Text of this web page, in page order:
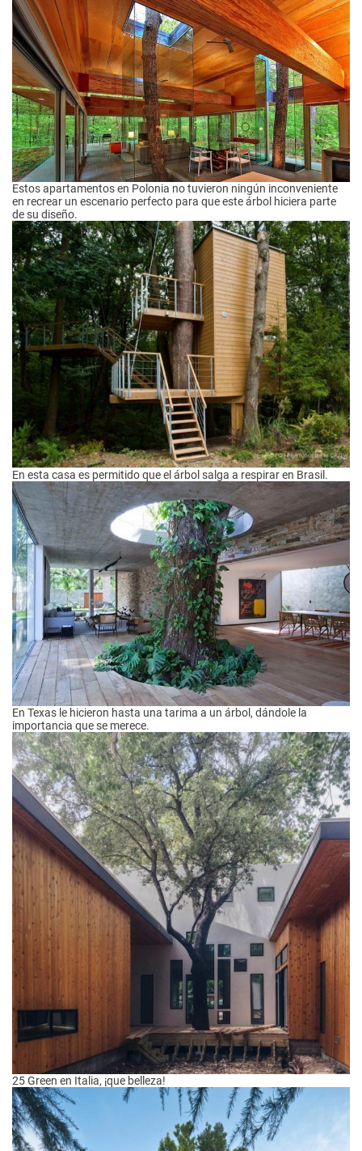
Estos apartamentos en Polonia no tuvieron ningún inconveniente
en recrear un escenario perfecto para que este árbol hiciera parte
de su diseño.
En esta casa es permitido que el árbol salga a respirar en Brasil.
En Texas le hicieron hasta una tarima a un árbol, dándole la
importancia que se merece.
25 Green en Italia, ¡que belleza!